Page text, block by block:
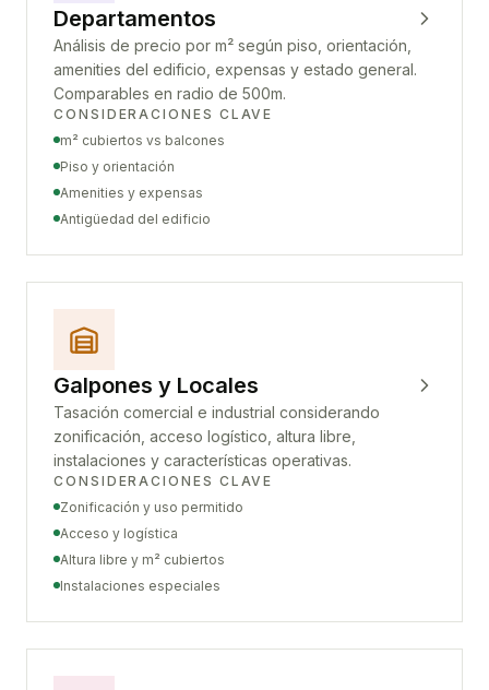
Departamentos
Análisis de precio por m² según piso, orientación,
amenities del edificio, expensas y estado general.
Comparables en radio de 500m.
CONSIDERACIONES CLAVE
m² cubiertos vs balcones
Piso y orientación
Amenities y expensas
Antigüedad del edificio
Galpones y Locales
Tasación comercial e industrial considerando
zonificación, acceso logístico, altura libre,
instalaciones y características operativas.
CONSIDERACIONES CLAVE
Zonificación y uso permitido
Acceso y logística
Altura libre y m² cubiertos
Instalaciones especiales